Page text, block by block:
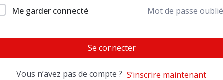
Me garder connecté Mot de passe
Se connecter
Vous n’avez pas de compte ? S’inscrire maintenant